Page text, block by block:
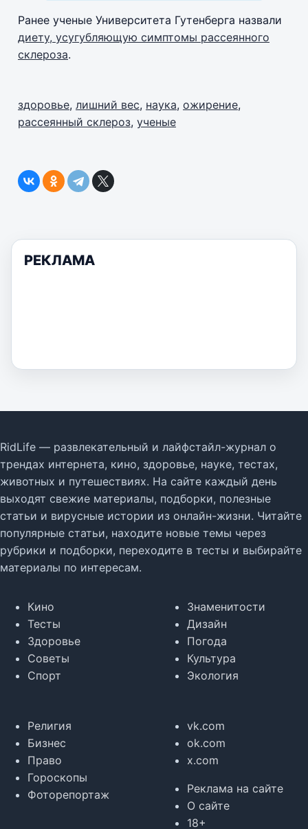
Ранее ученые Университета Гутенберга назвали
диету, усугубляющую симптомы рассеянного
склероза.
здоровье, лишний вес, наука, ожирение,
рассеянный склероз, ученые
РЕКЛАМА
RidLife — развлекательный и лайфстайл-журнал о
трендах интернета, кино, здоровье, науке, тестах,
животных и путешествиях. На сайте каждый день
выходят свежие материалы, подборки, полезные
статьи и вирусные истории из онлайн-жизни. Читайте
популярные статьи, находите новые темы через
рубрики и подборки, переходите в тесты и выбирайте
материалы по интересам.
Кино
Тесты
Здоровье
Советы
Спорт
Знаменитости
Дизайн
Погода
Культура
Экология
Религия
Бизнес
Право
Гороскопы
Фоторепортаж
vk.com
ok.com
x.com
Реклама на сайте
О сайте
18+